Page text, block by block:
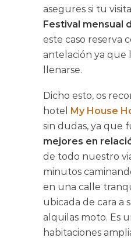
asegures si tu
Festival mensual
este caso reserva
antelación ya que
llenarse.
Dicho esto, os
hotel My House
sin dudas, ya que
mejores en
de todo nuestro
minutos
en una calle
ubicada de cara a
alquilas moto. Es
habitaciones